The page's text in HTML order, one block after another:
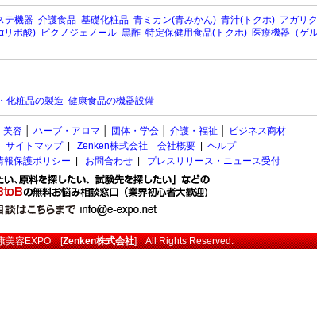
テ機器 介護食品 基礎化粧品 青ミカン(青みかん) 青汁(トクホ) アガリ
リポ酸) ピクノジェノール 黒酢 特定保健用食品(トクホ) 医療機器（ゲ
化粧品の製造 健康食品の機器設備
美容 ハーブ・アロマ 団体・学会 介護・福祉
ビジネス商材
サイトマップ| Zenken株式会社 会社概要
ヘルプ
報保護ポリシー お問合わせ プレスリリース・ニュース受付
美容EXPO[Zenken株式会社] All Rights Reserved.